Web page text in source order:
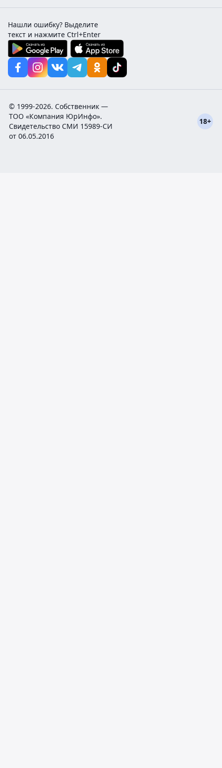
Нашли ошибку? Выделите
текст и нажмите Ctrl+Enter
© 1999-2026. Собственник —
ТОО «Компания ЮрИнфо».
Cвидетельство СМИ 15989-СИ
от 06.05.2016
18+